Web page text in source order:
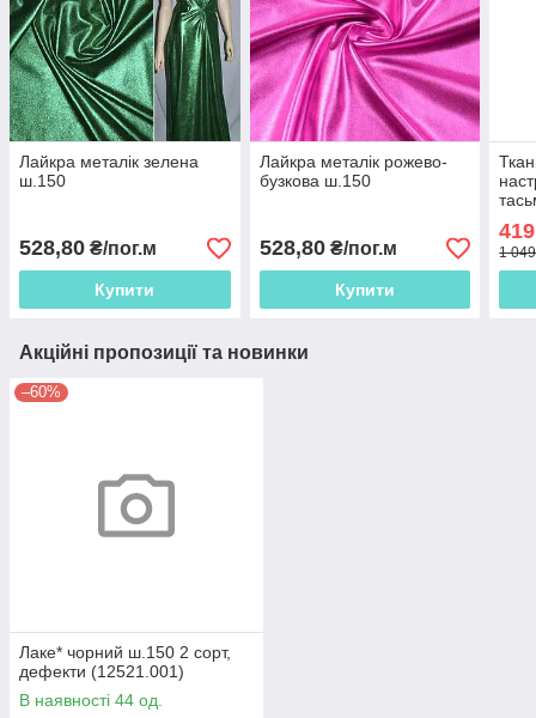
Лайкра металік зелена
ш.150
528,80 ₴/пог.м
Купити
Лайкра металік рожево-
бузкова ш.150
528,80₴/пог.м
Купити
1
Акційні пропозиції та новинки
–60%
Лаке* чорний ш.150 2 сорт,
дефекти (12521.001)
В наявності 44 од.